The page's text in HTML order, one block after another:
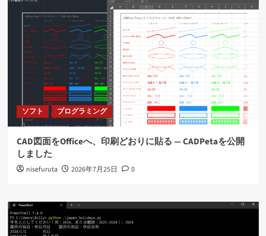
ソフト プログラミング
CAD図面をOfficeへ、印刷どおりに貼る ― CADPetaを公開
しました
nisefuruta 2026年7月25日 0